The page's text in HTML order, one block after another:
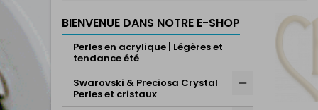
BIENVENUE DANS NOTRE E-SHOP
Perles en acrylique | Légères et
tendance été
Swarovski & Preciosa Crystal
Perles et cristaux